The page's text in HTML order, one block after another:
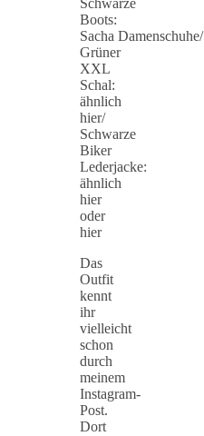
Boots:
Sacha Damenschuhe/
Grüner
XXL
Schal:
ähnlich
hier/
Schwarze
Biker
Lederjacke:
ähnlich
hier
oder
hier
Das
Outfit
kennt
ihr
vielleicht
schon
durch
meinem
Instagram-
Post.
Dort